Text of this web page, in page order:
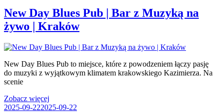
New Day Blues Pub | Bar z Muzyką na
żywo | Kraków
New Day Blues Pub to miejsce, które z powodzeniem łączy pasję
do muzyki z wyjątkowym klimatem krakowskiego Kazimierza. Na
scenie
Zobacz więcej
2025-09-222025-09-22